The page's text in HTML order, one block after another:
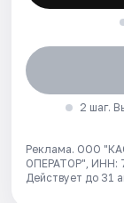
2 шаг.
Реклама. ООО
ОПЕРАТОР", ИНН:
Действует до 31